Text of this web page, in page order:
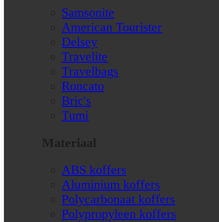
Samsonite
American Tourister
Delsey
Travelite
Travelbags
Roncato
Bric's
Tumi
Materiaal
ABS koffers
Aluminium koffers
Polycarbonaat koffers
Polypropyleen koffers